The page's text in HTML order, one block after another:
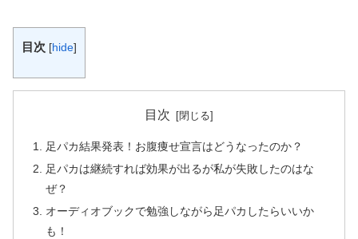
目次 [hide]
目次
足パカ結果発表！お腹痩せ宣言はどうなったのか？
足パカは継続すれば効果が出るが私が失敗したのはな
ぜ？
オーディオブックで勉強しながら足パカしたらいいか
も！